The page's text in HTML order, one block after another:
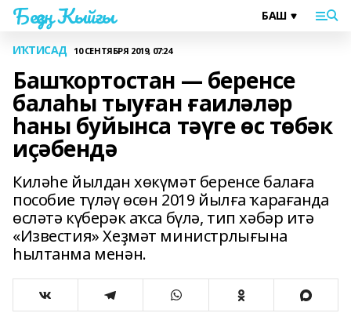
Беҙҙең Ҡыйғы
ИҠТИСАД 10 СЕНТЯБРЯ 2019, 07:24
Башҡортостан — беренсе
балаһы тыуған ғаиләләр
һаны буйынса тәүге өс төбәк
иҫәбендә
Киләһе йылдан хөкүмәт беренсе балаға
пособие түләү өсөн 2019 йылға ҡарағанда
өсләтә күберәк аҡса бүлә, тип хәбәр итә
«Известия» Хеҙмәт министрлығына
һылтанма менән.